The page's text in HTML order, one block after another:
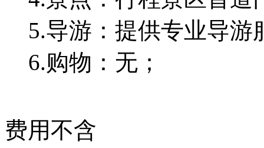
5.导游：提供专业导游
6.购物：无；
费用不含